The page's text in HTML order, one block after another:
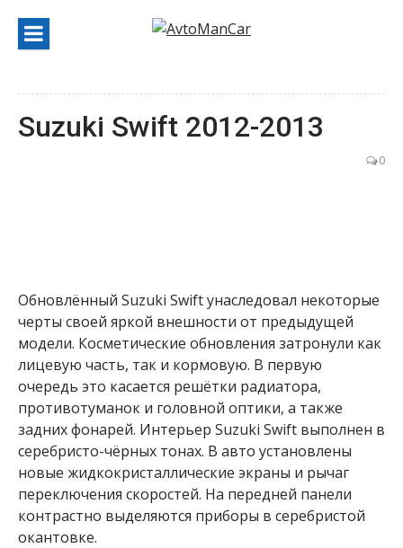
содержанию
Suzuki Swift 2012-2013
0
Обновлённый Suzuki Swift унаследовал некоторые
черты своей яркой внешности от предыдущей
модели. Косметические обновления затронули как
лицевую часть, так и кормовую. В первую
очередь это касается решётки радиатора,
противотуманок и головной оптики, а также
задних фонарей. Интерьер Suzuki Swift выполнен в
серебристо-чёрных тонах. В авто установлены
новые жидкокристаллические экраны и рычаг
переключения скоростей. На передней панели
контрастно выделяются приборы в серебристой
окантовке.